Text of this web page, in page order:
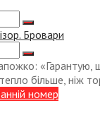
«Гарантую,
більше, ніж
номер